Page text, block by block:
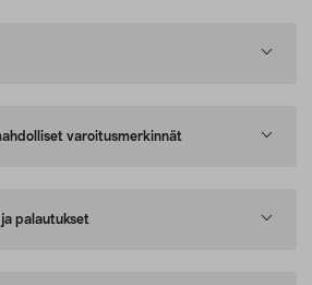
varoitusmerkinnät
palautukset